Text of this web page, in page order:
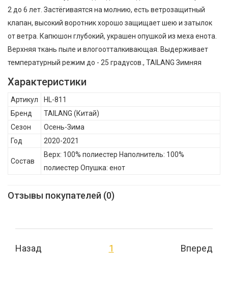
2 до 6 лет. Застёгиваятся на молнию, есть ветрозащитный
клапан, высокий воротник хорошо защищает шею и затылок
от ветра. Капюшон глубокий, украшен опушкой из меха енота.
Верхняя ткань пыле и влогоотталкивающая. Выдерживает
температурный режим до - 25 градусов., TAILANG Зимняя
Верх: 100% полиестер Наполнитель: 100% полиестер Опушка:
енот
Характеристики
Артикул
HL-811
Бренд
TAILANG (Китай)
Сезон
Осень-Зима
Год
2020-2021
Состав
Верх: 100% полиестер Наполнитель: 100%
полиестер Опушка: енот
Отзывы покупателей (0)
Назад 1 Вперед